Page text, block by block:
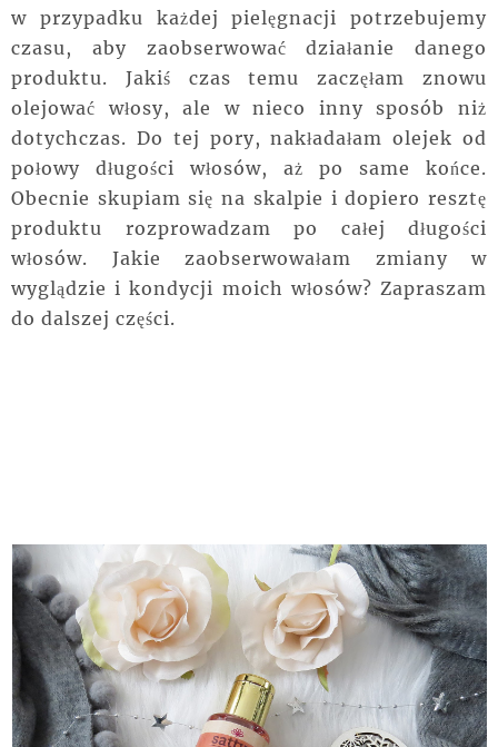
w przypadku każdej pielęgnacji potrzebujemy
czasu, aby zaobserwować działanie danego
produktu. Jakiś czas temu zaczęłam znowu
olejować włosy, ale w nieco inny sposób niż
dotychczas. Do tej pory, nakładałam olejek od
połowy długości włosów, aż po same końce.
Obecnie skupiam się na skalpie i dopiero resztę
produktu rozprowadzam po całej długości
włosów. Jakie zaobserwowałam zmiany w
wyglądzie i kondycji moich włosów? Zapraszam
do dalszej części.